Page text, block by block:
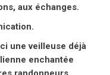
aux échanges.
une veilleuse déjà
enchantée